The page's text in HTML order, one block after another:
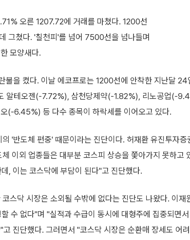
오른 1207.72에 거래를 마쳤다. 1200선
그쳤다. '칠천피'를 넘어 7500선을 넘나들며
모양새다.
불을 켰다. 이날 에코프로는 1200선에 안착한 지난달
알테오젠(-7.72%), 삼천당제약(-1.82%), 리노공업(-
(-6.45%) 등 다수 종목이 하락세를 이어오고 있다.
'반도체 편중' 때문이라는 진단이다. 허재환 유진투자
이외 업종들은 대부분 코스피 상승을 쫓아가지 못하고
, 이는 코스닥에 부담이 된다"고 진단했다.
스닥 시장은 소외될 수밖에 없다는 진단도 나왔다. 이재
수 없다"며 "실적과 수급이 동시에 대형주에 집중되면
진단했다. 그러면서 "코스닥 시장은 순환매 장세도 어